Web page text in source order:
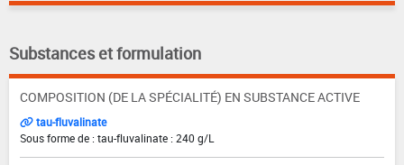
Substances et formulation
COMPOSITION (DE LA SPÉCIALITÉ) EN SUBSTANCE ACTIVE
tau-fluvalinate
Sous forme de : tau-fluvalinate : 240 g/L